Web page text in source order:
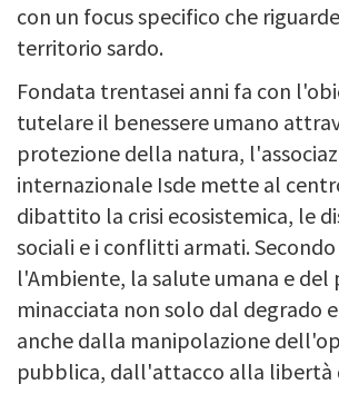
con un focus specifico che
territorio sardo.
Fondata trentasei anni fa con
tutelare il benessere umano
protezione della natura,
internazionale Isde mette al
dibattito la crisi ecosistemica, le
sociali e i conflitti armati.
l'Ambiente, la salute umana e del
minacciata non solo dal degrado
anche dalla manipolazione
pubblica, dall'attacco alla libertà